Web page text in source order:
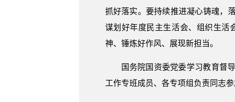
抓好落实。要持续推进凝心铸魂，
谋划好年度民主生活会、组织生活
神、锤炼好作风、展现新担当。
国务院国资委党委学习教育督
工作专班成员、各专项组负责同志参